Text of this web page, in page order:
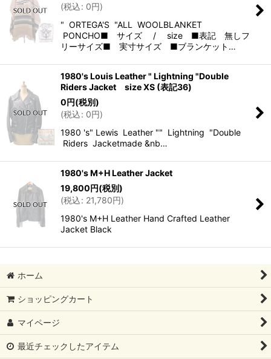
(税込: 0円)
" ORTEGA'S "ALL WOOLBLANKET
PONCHO■ サイズ / size ■表記 無しフ
リーサイズ■ 実寸サイズ ■ブランケット…
1980's Louis Leather " Lightning "Double
Riders Jacket size XS (表記36)
0円(税別)
(税込: 0円)
1980 's" Lewis Leather "" Lightning "Double
Riders Jacketmade &nb…
1980's M+H Leather Jacket
19,800円(税別)
(税込: 21,780円)
1980's M+H Leather Hand Crafted Leather
Jacket Black
ホーム
ショッピングカート
マイページ
最近チェックしたアイテム